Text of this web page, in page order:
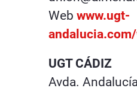
Web www.ugt-
UGT CÁDIZ
Avda.